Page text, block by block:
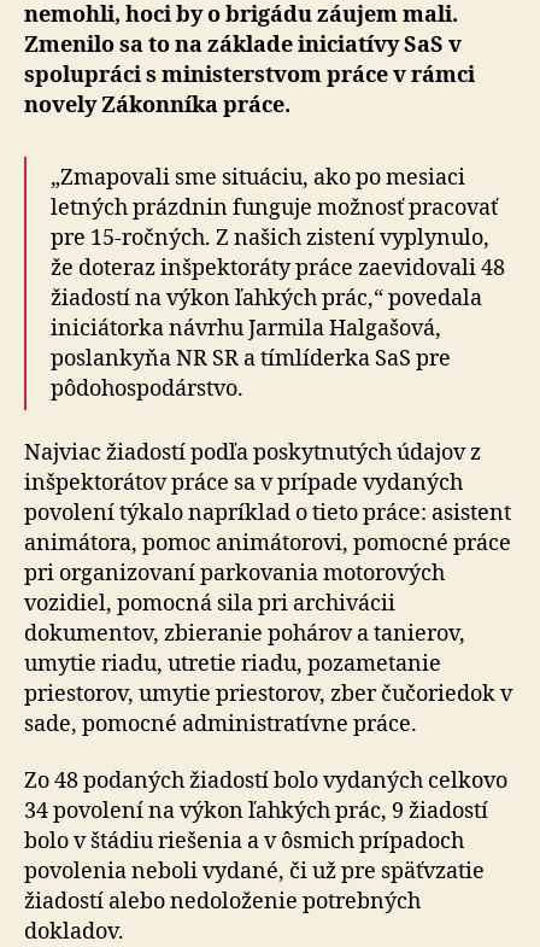
nemohli, hoci by o brigádu záujem mali.
Zmenilo sa to na základe iniciatívy SaS v
spolupráci s ministerstvom práce v rámci
novely Zákonníka práce.
„Zmapovali sme situáciu, ako po mesiaci
letných prázdnin funguje možnosť pracovať
pre 15-ročných. Z našich zistení vyplynulo,
že doteraz inšpektoráty práce zaevidovali 48
žiadostí na výkon ľahkých prác,“ povedala
iniciátorka návrhu Jarmila Halgašová,
poslankyňa NR SR a tímlíderka SaS pre
pôdohospodárstvo.
Najviac žiadostí podľa poskytnutých údajov z
inšpektorátov práce sa v prípade vydaných
povolení týkalo napríklad o tieto práce: asistent
animátora, pomoc animátorovi, pomocné práce
pri organizovaní parkovania motorových
vozidiel, pomocná sila pri archivácii
dokumentov, zbieranie pohárov a tanierov,
umytie riadu, utretie riadu, pozametanie
priestorov, umytie priestorov, zber čučoriedok v
sade, pomocné administratívne práce.
Zo 48 podaných žiadostí bolo vydaných celkovo
34 povolení na výkon ľahkých prác, 9 žiadostí
bolo v štádiu riešenia a v ôsmich prípadoch
povolenia neboli vydané, či už pre späťvzatie
žiadostí alebo nedoloženie potrebných
dokladov.